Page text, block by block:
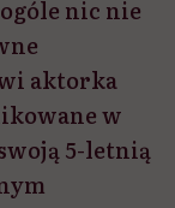
nic nie
aktorka
w
5-letnią